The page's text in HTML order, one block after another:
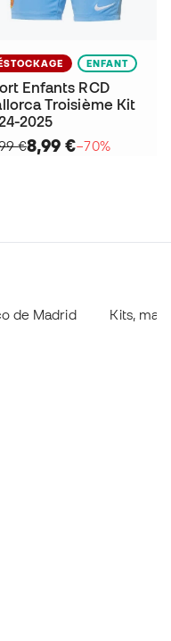
ENFANT
Enfants RCD
Troisième Kit
2025
€8,99 €−70%
de Madrid Kits,